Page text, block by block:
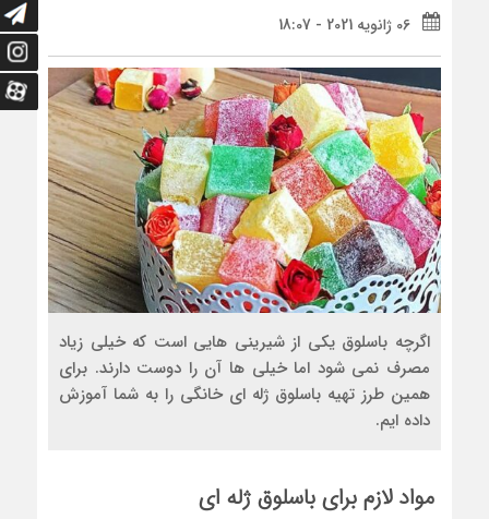
06 ژانویه 2021 - 18:07
اگرچه باسلوق یکی از شیرینی هایی است که خیلی زیاد
مصرف نمی شود اما خیلی ها آن را دوست دارند. برای
همین طرز تهیه باسلوق ژله ای خانگی را به شما آموزش
داده ایم.
مواد لازم برای باسلوقژله ای